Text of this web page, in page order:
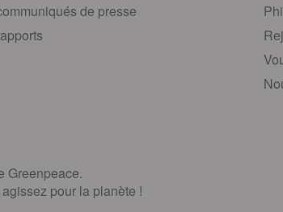
de presse
Greenpeace.
pour la planète !